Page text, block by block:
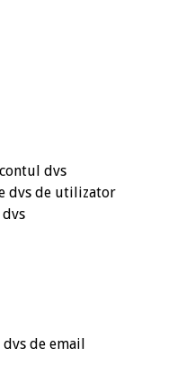
dvs
dvs de utilizator
dvs de email